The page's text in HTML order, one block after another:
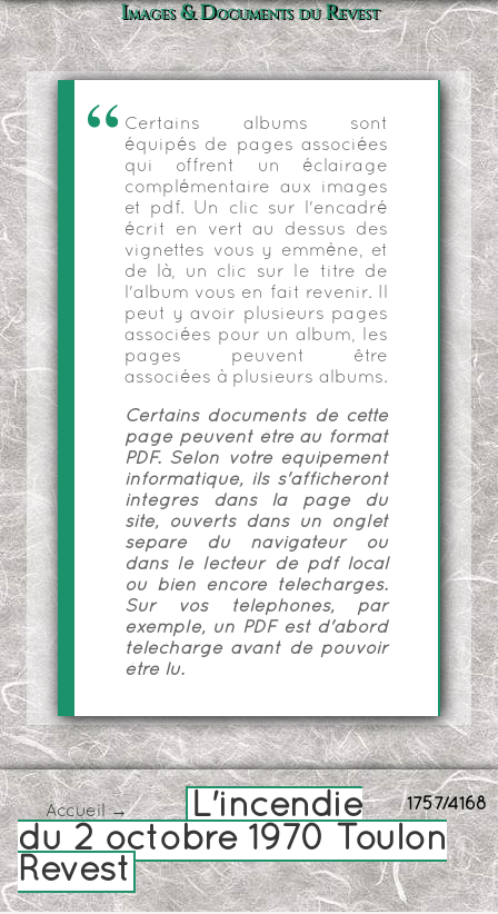
Images & Documents du Revest
Certains albums sont
équipés de pages associées
qui offrent un éclairage
complémentaire aux images
et pdf. Un clic sur l'encadré
écrit en vert au dessus des
vignettes vous y emmène, et
de là, un clic sur le titre de
l'album vous en fait revenir. Il
peut y avoir plusieurs pages
associées pour un album, les
pages peuvent être
associées à plusieurs albums.
Certains documents de cette
page peuvent être au format
PDF. Selon votre équipement
informatique, ils s'afficheront
intégrés dans la page du
site, ouverts dans un onglet
séparé du navigateur ou
dans le lecteur de pdf local
ou bien encore téléchargés.
Sur vos téléphones, par
exemple, un PDF est d'abord
téléchargé avant de pouvoir
être lu.
1757/4168
Accueil→
L'incendie
du 2 octobre 1970 Toulon
Revest